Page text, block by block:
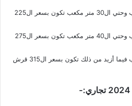
بداية من ال21 متر مكعب وحتي ال30 متر مكعب تكون بسعر ال225
بداية من ال31 متر مكعب وحتي ال40 متر مكعب تكون بسعر ال275
بداية من ال41 متر مكعب فيما أزيد من ذلك تكون بسعر ال315 قرش